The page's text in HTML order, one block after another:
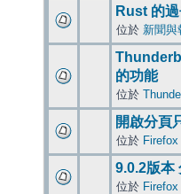
Rust 的
位於 新聞與
的功能
位於
開啟分頁
位於 Firefox
9.0.2版本
位於 Firefox